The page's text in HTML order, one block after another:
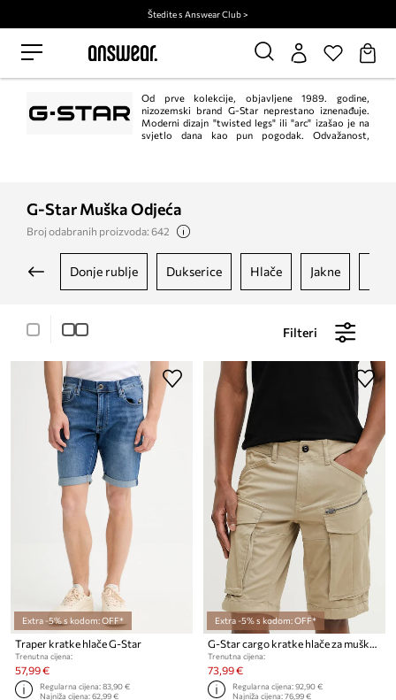
Štedite s Answear Club >
Od prve kolekcije, objavljene 1989. godine,
nizozemski brand G-Star neprestano iznenađuje.
Moderni dizajn "twisted legs" ili "arc" izašao je na
svjetlo dana kao pun pogodak. Odvažanost,
G-Star Muška Odjeća
Broj odabranih proizvoda: 642
donje rublje dukserice hlače jakne
Filteri
Extra -5% s kodom: OFF*
Traper kratke hlače G-Star
Trenutna cijena:
57,99 €
Regularna cijena:83,90 €
Najniža cijena:62,99 €
Extra -5% s kodom: OFF*
G-Star cargo kratke hlače za muškarce od pamuka s elastanom Rovic zip regular
Trenutna cijena:
73,99 €
Regularna cijena:92,90 €
Najniža cijena:76,99 €